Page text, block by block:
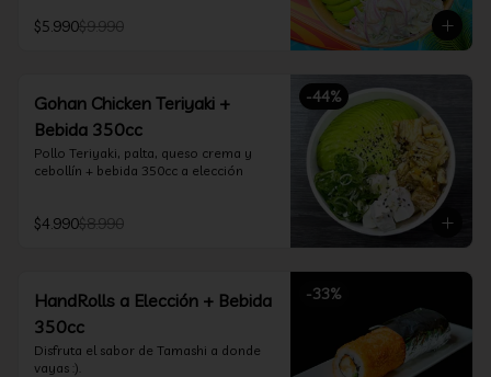
$5.990$9.990
-44%
Gohan Chicken Teriyaki +
Bebida 350cc
Pollo Teriyaki, palta, queso crema y
cebollín + bebida 350cc a elección
$4.990$8.990
-33%
HandRolls a Elección + Bebida
350cc
Disfruta el sabor de Tamashi a donde
vayas :).